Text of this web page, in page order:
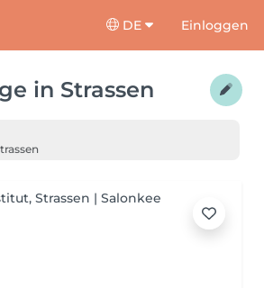
DE Einloggen
in Strassen